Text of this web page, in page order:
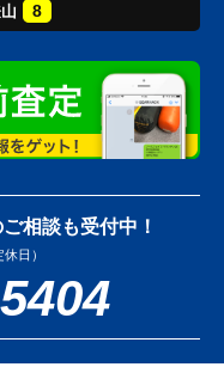
8
相談も受付中！
日）